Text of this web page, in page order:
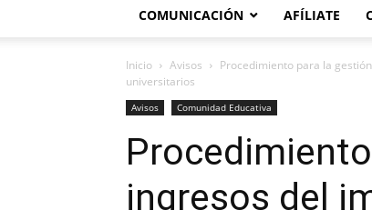
COMUNICACIÓN AFÍLIATE
Inicio Avisos
Procedimiento para la
universitarios
Avisos Comunidad Educativa
ingresos del